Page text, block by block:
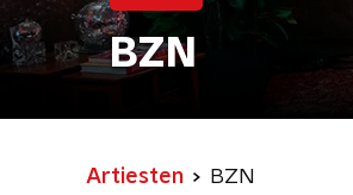
BZN
Artiesten BZN